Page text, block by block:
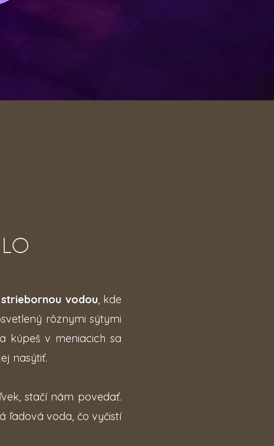
vodou, kde
rôznymi sýtymi
kúpeš v meniacich sa
nasýtiť.
stačí nám povedať.
ľadová voda, čo vyčistí